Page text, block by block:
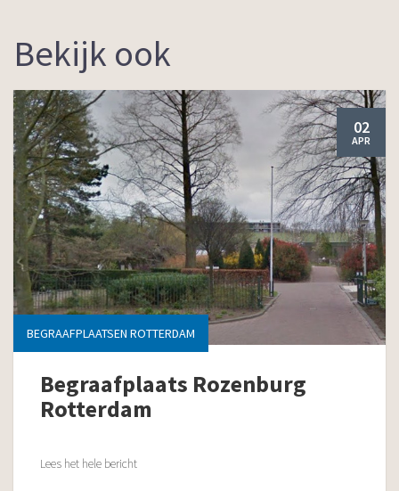
Bekijk ook
02
APR
BEGRAAFPLAATSEN ROTTERDAM
Begraafplaats Rozenburg
Rotterdam
Lees het hele bericht